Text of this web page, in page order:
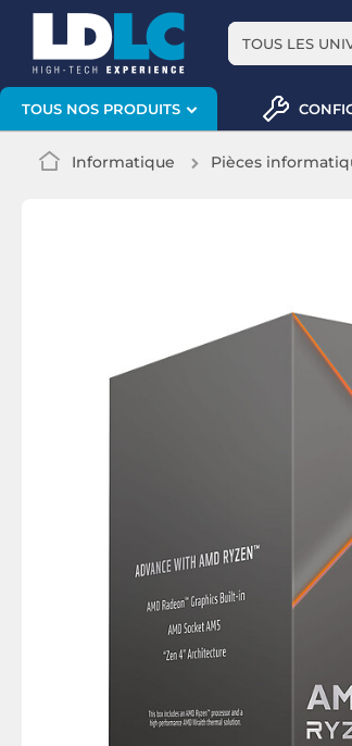
TOUS LES
TOUS NOS PRODUITS
Informatique Pièces